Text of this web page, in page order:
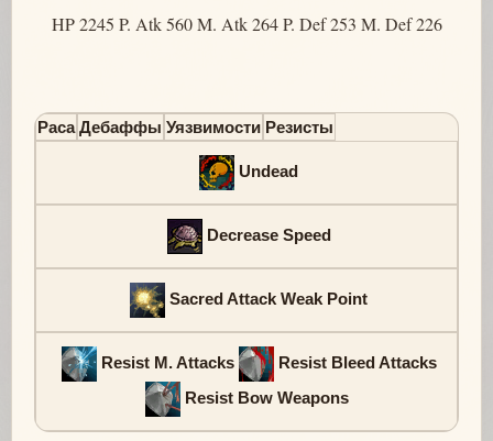
HP 2245 P. Atk 560 M. Atk 264 P. Def 253 M. Def 226
Раса Дебаффы Уязвимости Резисты
Undead
Decrease Speed
Sacred Attack Weak Point
Resist M. Attacks
Resist Bleed Attacks
Resist Bow Weapons